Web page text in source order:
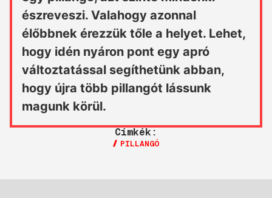
észreveszi. Valahogy azonnal
élőbbnek érezzük tőle a helyet. Lehet,
hogy idén nyáron pont egy apró
változtatással segíthetünk abban,
hogy újra több pillangót lássunk
magunk körül.
Címkék:
PILLANGÓ